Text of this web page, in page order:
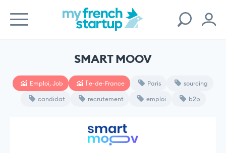
SMART MOOV
Emploi, Job Île-de-France Paris sourcing
candidat recrutement emploi b2b